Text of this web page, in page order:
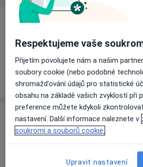
Ceník
Informace o službách a cenách
svých službách.
Adresa
301 00
Respektujeme vaše
Přijetím povolujete nám a našim
soubory cookie (nebo podobné
shromažďování údajů pro statistické
obsahu na základě vašich zvyklostí při
preference můžete kdykoli
nastavení. Další informace naleznete v
soukromí a souborů cookie.
Upravit nastavení